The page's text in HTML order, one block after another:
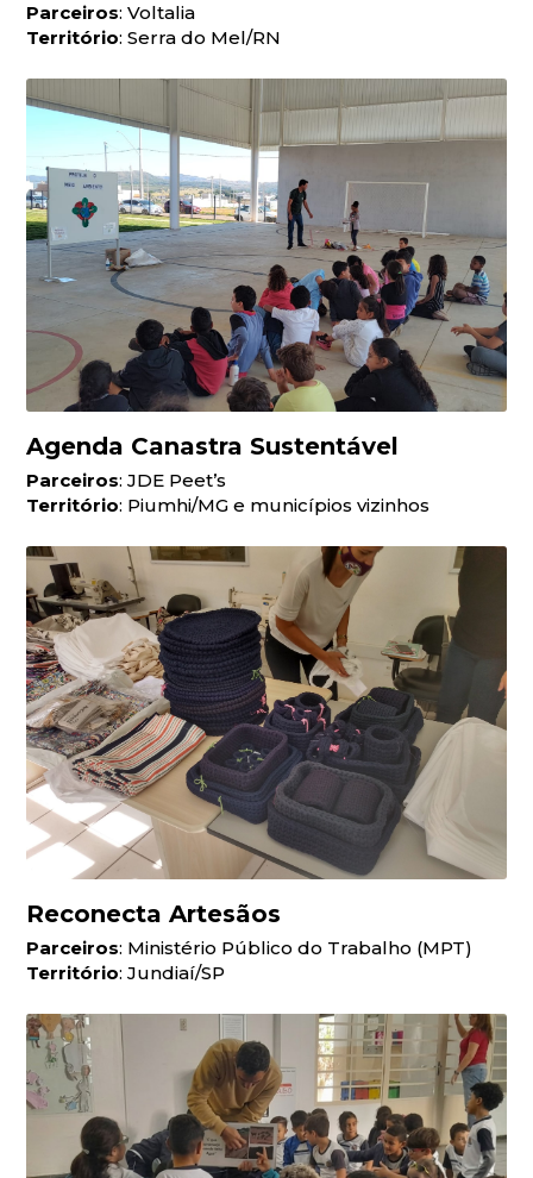
Parceiros: Voltalia
Território: Serra do Mel/RN
Agenda Canastra Sustentável
Parceiros: JDE Peet’s
Território: Piumhi/MG e municípios vizinhos
Reconecta Artesãos
Parceiros: Ministério Público do Trabalho (MPT)
Território: Jundiaí/SP